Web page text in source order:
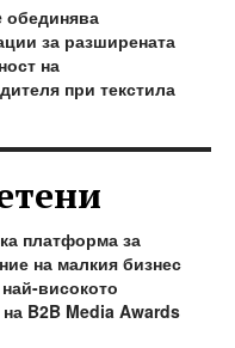
обединява
за разширената
на
при текстила
платформа за
на малкия бизнес
високото
B2B Media Awards